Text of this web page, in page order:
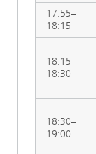
17:55–
18:15
18:15–
18:30
18:30–
19:00